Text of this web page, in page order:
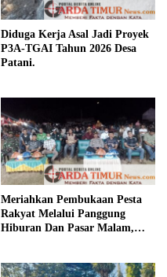
Diduga Kerja Asal Jadi Proyek
P3A-TGAI Tahun 2026 Desa
Patani.
Meriahkan Pembukaan Pesta
Rakyat Melalui Panggung
Hiburan Dan Pasar Malam,